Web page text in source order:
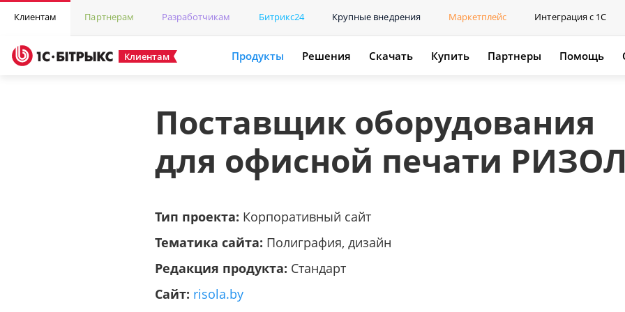
Клиентам Партнерам Разработчикам Битрикс24 Крупные внедрения Маркетплейс Интеграция с 1С
Клиентам Продукты Решения Скачать Купить Партнеры Помощь
Поставщик оборудования
для офисной печати
Тип проекта: Корпоративный сайт
Тематика сайта: Полиграфия, дизайн
Редакция продукта: Стандарт
Сайт: risola.by